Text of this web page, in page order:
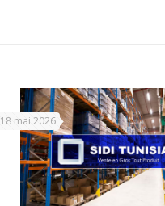
18 mai 2026